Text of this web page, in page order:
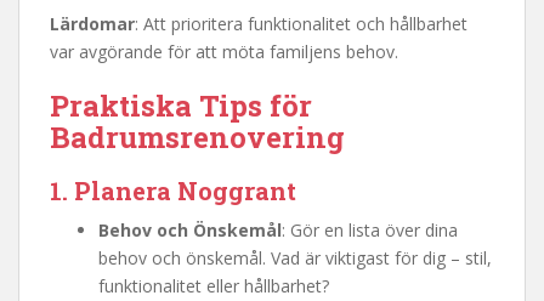
Lärdomar: Att prioritera funktionalitet och hållbarhet
var avgörande för att möta familjens behov.
Praktiska Tips för
Badrumsrenovering
1. Planera Noggrant
Behov och Önskemål: Gör en lista över dina
behov och önskemål. Vad är viktigast för dig – stil,
funktionalitet eller hållbarhet?